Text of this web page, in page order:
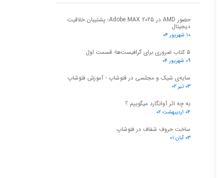
حضور AMD در Adobe MAX 2025؛ پشتیبان خلاقیت
دیجیتال
۱۰ شهریور ۰۴
۵ کتاب ضروری برای گرافیست‌ها- قسمت اول
۰۹ شهریور ۰۴
سایه‌ی شیک و مجلسی در فتوشاپ - آموزش فتوشاپ
۰۳ تیر ۰۲
به چه اثر آوانگارد میگوییم ؟
۰۴ اردیبهشت ۰۲
ساخت حروف شفاف در فتوشاپ
۰۳ آبان ۰۱